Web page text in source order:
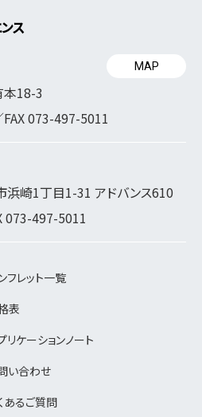
ス
18-3
073-497-5011
MAP
崎1丁目1-31 アドバンス610
073-497-5011
フレット一覧
表
リケーションノート
い合わせ
あるご質問